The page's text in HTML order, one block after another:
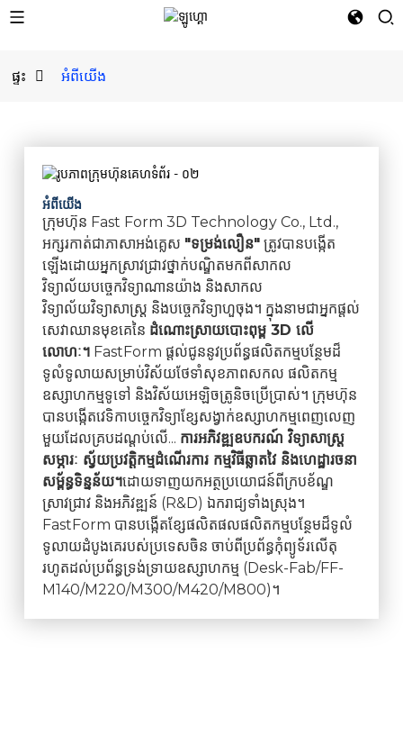
ផ្ទះ អំពីយើង
អំពីយើង
ក្រុមហ៊ុន Fast Form 3D Technology Co., Ltd.,
អក្សរកាត់ជាភាសាអង់គ្លេស "ទម្រង់លឿន"ត្រូវបានបង្កើត
ឡើងដោយអ្នកស្រាវជ្រាវថ្នាក់បណ្ឌិតមកពីសាកល
វិទ្យាល័យបច្ចេកវិទ្យាណានយ៉ាង និងសាកល
វិទ្យាល័យវិទ្យាសាស្ត្រ និងបច្ចេកវិទ្យាហួចុង។ ក្នុងនាមជាអ្នកផ្តល់
សេវាឈានមុខគេនៃ ដំណោះស្រាយបោះពុម្ព 3D លើ
លោហៈ។FastForm ផ្តល់ជូននូវប្រព័ន្ធផលិតកម្មបន្ថែមដ៏
ទូលំទូលាយសម្រាប់វិស័យថែទាំសុខភាពសកល ផលិតកម្ម
ឧស្សាហកម្មទូទៅ និងវិស័យអេឡិចត្រូនិចប្រើប្រាស់។ ក្រុមហ៊ុន
បានបង្កើតវេទិកាបច្ចេកវិទ្យាខ្សែសង្វាក់ឧស្សាហកម្មពេញលេញ
មួយដែលគ្របដណ្តប់លើ... ការអភិវឌ្ឍឧបករណ៍ វិទ្យាសាស្ត្រ
សម្ភារៈ ស្វ័យប្រវត្តិកម្មដំណើរការ កម្មវិធីឆ្លាតវៃ និងហេដ្ឋារចនា
សម្ព័ន្ធទិន្នន័យ។ដោយទាញយកអត្ថប្រយោជន៍ពីក្របខ័ណ្ឌ
ស្រាវជ្រាវ និងអភិវឌ្ឍន៍ (R&D) ឯករាជ្យទាំងស្រុង។
FastForm បានបង្កើតខ្សែផលិតផលផលិតកម្មបន្ថែមដ៏ទូលំ
ទូលាយដំបូងគេរបស់ប្រទេសចិន ចាប់ពីប្រព័ន្ធកុំព្យូទ័រលើតុ
រហូតដល់ប្រព័ន្ធទ្រង់ទ្រាយឧស្សាហកម្ម (Desk-Fab/FF-
M140/M220/M300/M420/M800)។